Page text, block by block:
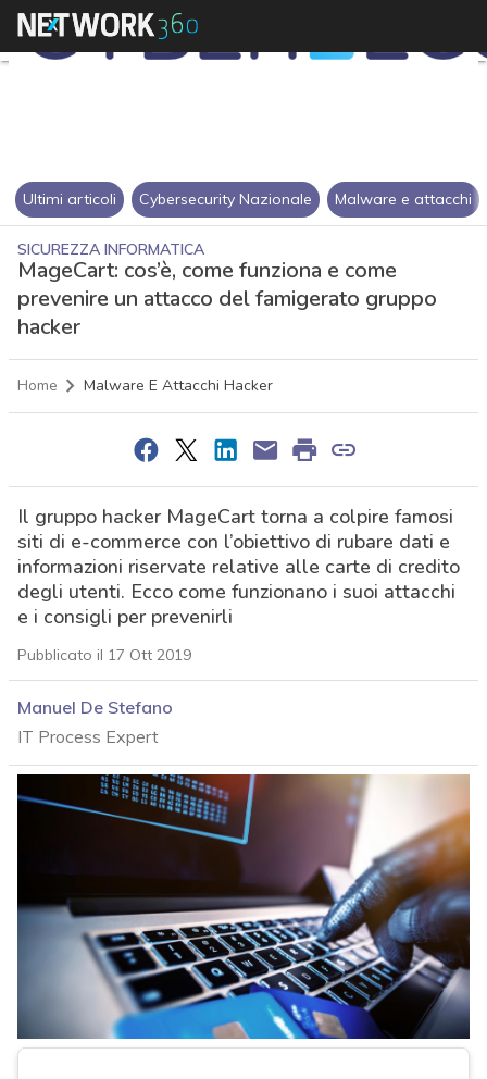
Ultimi articoli Cybersecurity Nazionale Malware e attacchi
SICUREZZA INFORMATICA
MageCart: cos’è, come funziona e come
prevenire un attacco del famigerato gruppo
hacker
Home Malware E Attacchi Hacker
Il gruppo hacker MageCart torna a colpire famosi
siti di e-commerce con l’obiettivo di rubare dati e
informazioni riservate relative alle carte di credito
degli utenti. Ecco come funzionano i suoi attacchi
e i consigli per prevenirli
Pubblicato il 17 Ott 2019
Manuel De Stefano
IT Process Expert